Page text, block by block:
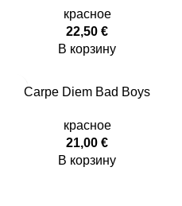
красное
22,50 €
В корзину
Carpe Diem Bad Boys
красное
21,00 €
В корзину